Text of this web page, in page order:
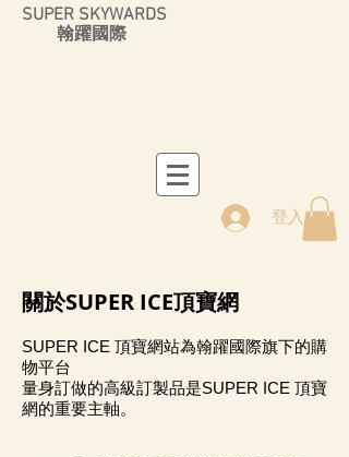
SUPER SKYWARDS
翰躍國際
登入
關於SUPER ICE頂寶網
SUPER ICE 頂寶網站為翰躍國際旗下的購
物平台
量身訂做的高級訂製品是SUPER ICE 頂寶
網的重要主軸。